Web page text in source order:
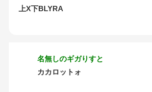
上X下BLYRA
名無しのギガりすと
カカロットォ